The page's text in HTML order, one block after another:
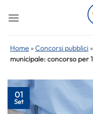
Home »Concorsi pubblici »
municipale: concorso per
01
Set